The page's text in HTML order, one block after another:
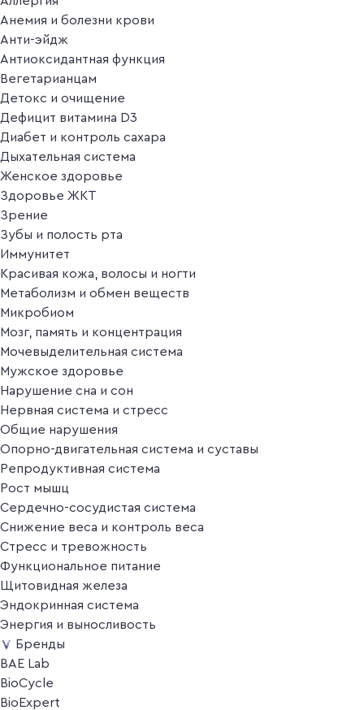
Анемия и болезни крови
Анти-эйдж
Антиоксидантная функция
Вегетарианцам
Детокс и очищение
Дефицит витамина D3
Диабет и контроль сахара
Дыхательная система
Женское здоровье
Здоровье ЖКТ
Зрение
Зубы и полость рта
Иммунитет
Красивая кожа, волосы и ногти
Метаболизм и обмен веществ
Микробиом
Мозг, память и концентрация
Мочевыделительная система
Мужское здоровье
Нарушение сна и сон
Нервная система и стресс
Общие нарушения
Опорно-двигательная система и суставы
Репродуктивная система
Рост мышц
Сердечно-сосудистая система
Снижение веса и контроль веса
Стресс и тревожность
Функциональное питание
Щитовидная железа
Эндокринная система
Энергия и выносливость
Бренды
BAE Lab
BioCycle
BioExpert